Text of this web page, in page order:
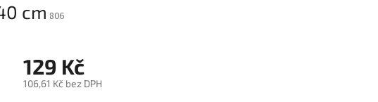
cm 806
129 Kč
106,61 Kč bez DPH